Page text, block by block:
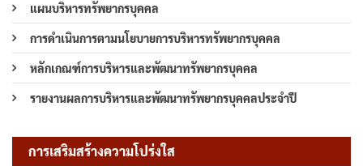
แผนบริหารทรัพยากรบุคคล
การดำเนินการตามนโยบายการบริหารทรัพยากรบุคคล
หลักเกณฑ์การบริหารและพัฒนาทรัพยากรบุคคล
รายงานผลการบริหารและพัฒนาทรัพยากรบุคคลประจำปี
การเสริมสร้างความโปร่งใส